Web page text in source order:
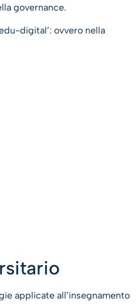
governance.
digital’: ovvero nella
applicate all’insegnamento